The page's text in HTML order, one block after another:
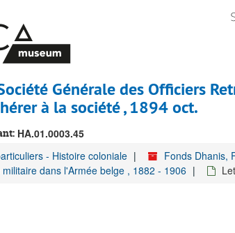
Générale des Officiers
à la société , 1894 oct.
HA.01.0003.45
- Histoire coloniale Fonds Dhanis,
dans l'Armée belge , 1882 - 1906